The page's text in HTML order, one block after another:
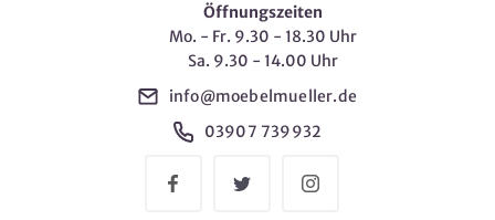
Öffnungszeiten
Mo. - Fr. 9.30 - 18.30 Uhr
Sa. 9.30 - 14.00 Uhr
info@moebelmueller.de
03907 739932